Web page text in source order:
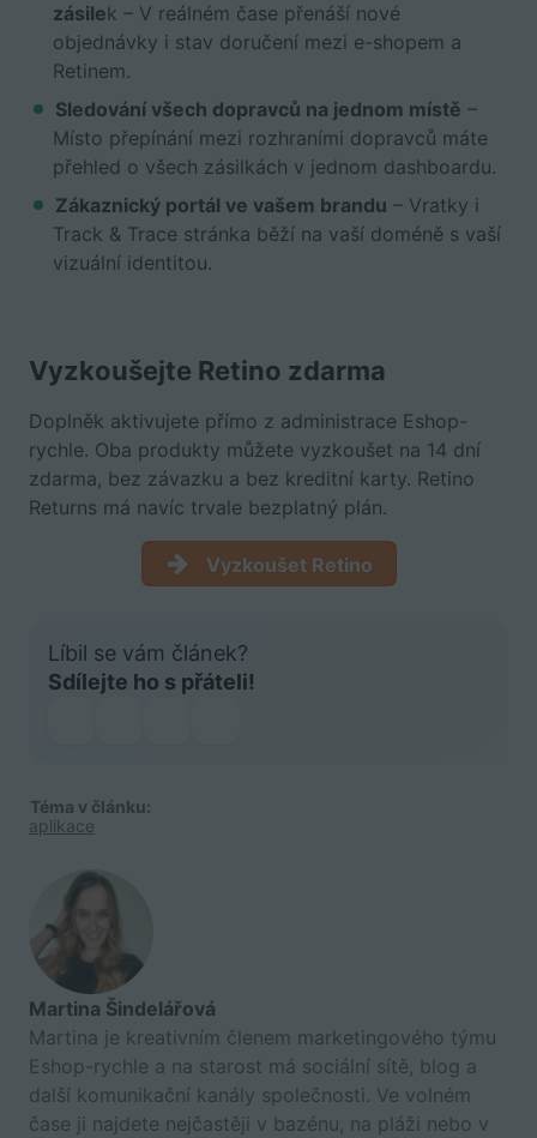
zásilek – V reálném čase přenáší nové
objednávky i stav doručení mezi e-shopem a
Retinem.
Sledování všech dopravců na jednom místě –
Místo přepínání mezi rozhraními dopravců máte
přehled o všech zásilkách v jednom dashboardu.
Zákaznický portál ve vašem brandu – Vratky i
Track & Trace stránka běží na vaší doméně s vaší
vizuální identitou.
Vyzkoušejte Retino zdarma
Doplněk aktivujete přímo z administrace Eshop-
rychle. Oba produkty můžete vyzkoušet na 14 dní
zdarma, bez závazku a bez kreditní karty. Retino
Returns má navíc trvale bezplatný plán.
Vyzkoušet Retino
Líbil se vám článek?
Sdílejte ho s přáteli!
Téma v článku:
aplikace
Martina Šindelářová
Martina je kreativním členem marketingového týmu
Eshop-rychle a na starost má sociální sítě, blog a
další komunikační kanály společnosti. Ve volném
čase ji najdete nejčastěji v bazénu, na pláži nebo v